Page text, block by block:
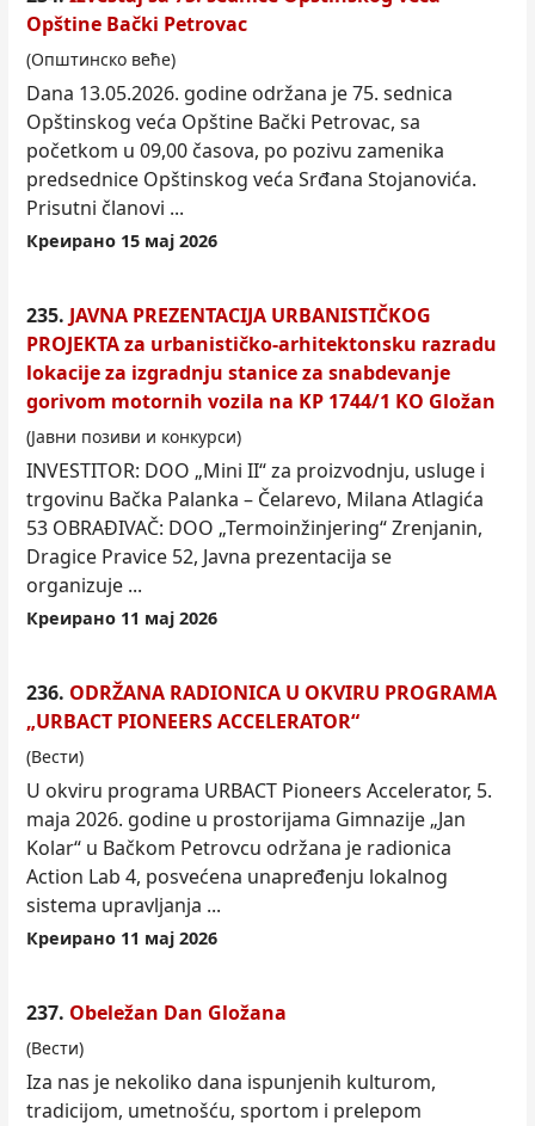
Opštine Bački Petrovac
(Општинско веће)
Dana 13.05.2026. godine održana je 75. sednica
Opštinskog veća Opštine Bački Petrovac, sa
početkom u 09,00 časova, po pozivu zamenika
predsednice Opštinskog veća Srđana Stojanovića.
Prisutni članovi ...
Креирано 15 мај 2026
235. JAVNA PREZENTACIJA URBANISTIČKOG
PROJEKTA za urbanističko-arhitektonsku razradu
lokacije za izgradnju stanice za snabdevanje
gorivom motornih vozila na KP 1744/1 KO Gložan
(Јавни позиви и конкурси)
INVESTITOR: DOO „Mini II“ za proizvodnju, usluge i
trgovinu Bačka Palanka – Čelarevo, Milana Atlagića
53 OBRAĐIVAČ: DOO „Termoinžinjering“ Zrenjanin,
Dragice Pravice 52, Javna prezentacija se
organizuje ...
Креирано 11 мај 2026
236. ODRŽANA RADIONICA U OKVIRU PROGRAMA
„URBACT PIONEERS ACCELERATOR“
(Вести)
U okviru programa URBACT Pioneers Accelerator, 5.
maja 2026. godine u prostorijama Gimnazije „Jan
Kolar“ u Bačkom Petrovcu održana je radionica
Action Lab 4, posvećena unapređenju lokalnog
sistema upravljanja ...
Креирано 11 мај 2026
237. Obeležan Dan Gložana
(Вести)
Iza nas je nekoliko dana ispunjenih kulturom,
tradicijom, umetnošću, sportom i prelepom